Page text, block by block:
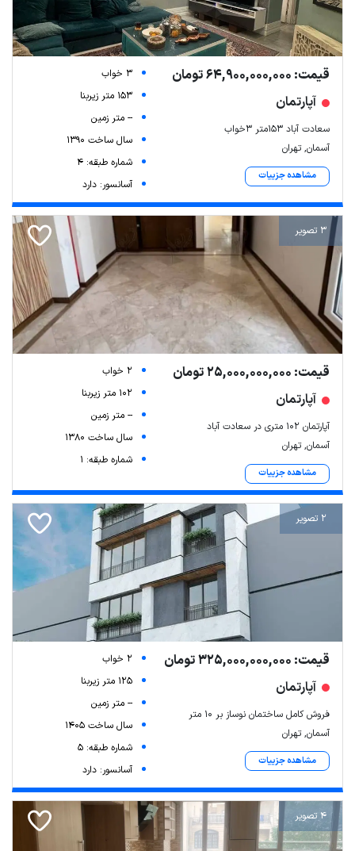
قیمت: 64,900,000,000 تومان
آپارتمان
سعادت آباد ۱۵۳متر ۳خواب
آسمان, تهران
مشاهده جزییات
3 خواب
153 متر زیربنا
-- متر زمین
سال ساخت 1390
شماره طبقه: 4
آسانسور: دارد
3 تصویر
قیمت: 25,000,000,000 تومان
آپارتمان
آپارتمان 102 متری در سعادت آباد
آسمان, تهران
مشاهده جزییات
2 خواب
102 متر زیربنا
-- متر زمین
سال ساخت 1380
شماره طبقه: 1
2 تصویر
قیمت: 325,000,000,000 تومان
آپارتمان
فروش کامل ساختمان نوساز بر ۱۰ متر
آسمان, تهران
مشاهده جزییات
2 خواب
125 متر زیربنا
-- متر زمین
سال ساخت 1405
شماره طبقه: 5
آسانسور: دارد
4 تصویر